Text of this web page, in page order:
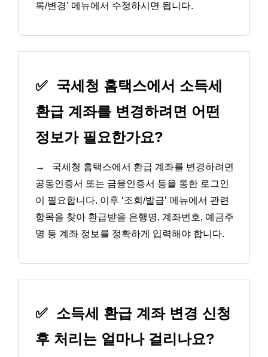
록/변경’ 메뉴에서 수정하시면 됩니다.
✅ 국세청 홈택스에서 소득세
환급 계좌를 변경하려면 어떤
정보가 필요한가요?
→
국세청 홈택스에서 환급 계좌를 변경하려면
공동인증서 또는 금융인증서 등을 통한 로그인
이 필요합니다. 이후 ‘조회/발급’ 메뉴에서 관련
항목을 찾아 환급받을 은행명, 계좌번호, 예금주
명 등 계좌 정보를 정확하게 입력해야 합니다.
✅ 소득세 환급 계좌 변경 신청
후 처리는 얼마나 걸리나요?